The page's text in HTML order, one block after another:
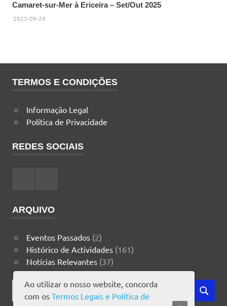
Camaret-sur-Mer à Ericeira – Set/Out 2025
2025-09-29
TERMOS E CONDIÇÕES
Informação Legal
Política de Privacidade
REDES SOCIAIS
ARQUIVO
Eventos Passados(2)
Histórico de Actividades(161)
Notícias Relevantes(37)
Search
SEARCH
Ao utilizar o nosso website, concorda
com os Termos Legais e Política de